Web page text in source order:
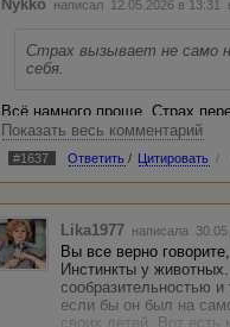
Nykko написал 12.05.2026 в 13:31
Страх вызывает не само
себя.
Всё намного проще. Страх
инстинкт, вот и все. Никаких
есть индивидуальные или
кто ж тогда будет
как же я умру, если у
частности. Потому что
Так что основная причина
Показать весь комментарий
#1637 Ответить / Цитировать /
Lika1977 написала
Вы все верно
Инстинкты у
сообразительностью и
если бы он был на
своих детей. Вот есть